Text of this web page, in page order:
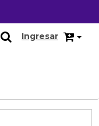
Ingresar